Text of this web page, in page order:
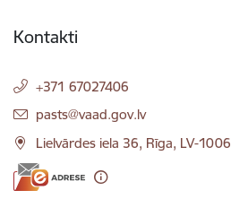
Kontakti
+371 67027406
E-pasts:
pasts@vaad.gov.lv
Lielvārdes iela 36, Rīga, LV-1006